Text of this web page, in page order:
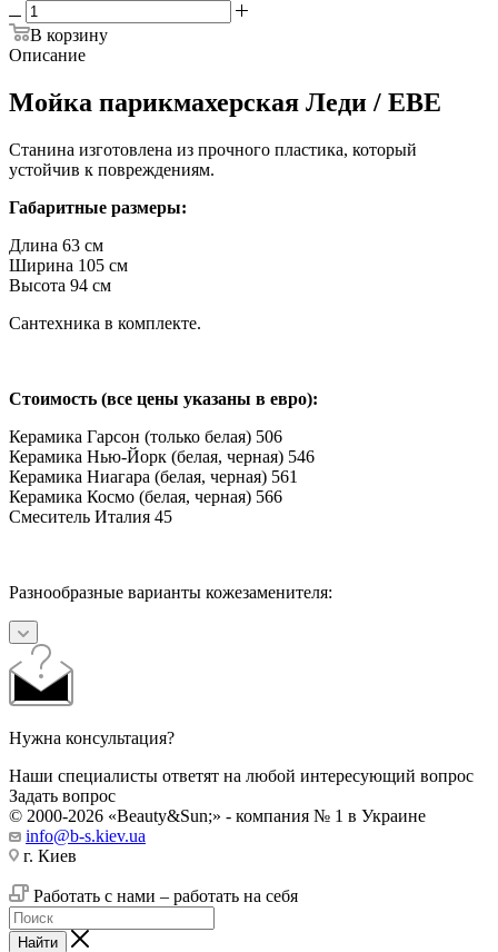
В корзину
Описание
Мойка парикмахерская Леди / ЕВЕ
Станина изготовлена из прочного пластика, который
устойчив к повреждениям.
Габаритные размеры:
Длина 63 см
Ширина 105 см
Высота 94 см
Сантехника в комплекте.
Стоимость (все цены указаны в евро):
Керамика Гарсон (только белая) 506
Керамика Нью-Йорк (белая, черная) 546
Керамика Ниагара (белая, черная) 561
Керамика Космо (белая, черная) 566
Смеситель Италия 45
Разнообразные варианты кожезаменителя:
Нужна консультация?
Наши специалисты ответят на любой интересующий вопрос
Задать вопрос
© 2000-2026 «Beauty&Sun;» - компания № 1 в Украине
info@b-s.kiev.ua
г. Киев
Работать с нами – работать на себя
Найти